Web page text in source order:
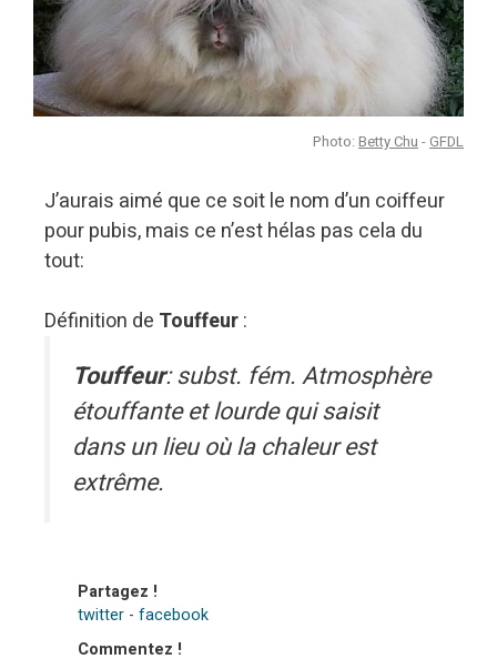
Photo: Betty Chu - GFDL
J’aurais aimé que ce soit le nom d’un coiffeur
pour pubis, mais ce n’est hélas pas cela du
tout:
Définition de Touffeur:
Touffeur: subst. fém. Atmosphère
étouffante et lourde qui saisit
dans un lieu où la chaleur est
extrême.
Partagez !
twitter - facebook
Commentez !